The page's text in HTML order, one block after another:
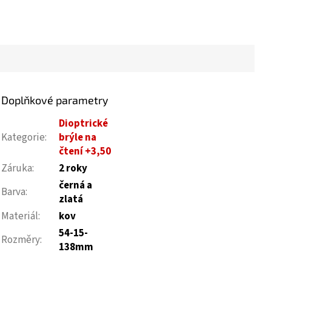
Doplňkové parametry
Kategorie:
Dioptrické
brýle na
čtení +3,50
Záruka:
2 roky
Barva:
černá a
zlatá
Materiál:
kov
Rozměry:
54-15-
138mm